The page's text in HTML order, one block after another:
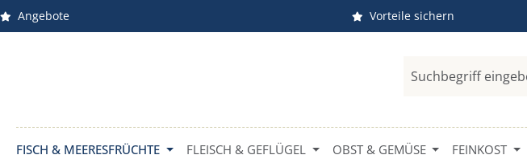
Hauptinhalt springen
Zur Suche springen
Zur Hauptnavigation springen
Angebote Vorteile sichern
FISCH & MEERESFRÜCHTE FLEISCH & GEFLÜGEL OBST & GEMÜSE FEINKOST